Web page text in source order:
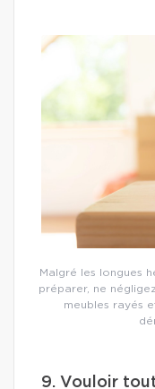
Malgré les longues
préparer, ne
meubles rayés
9. Vouloir